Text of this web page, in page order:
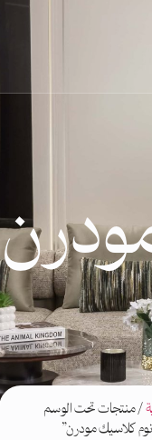
/ منتجات تحت الوسم
كلاسيك مودرن”